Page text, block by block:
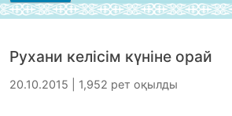
Рухани келiсiм күнiне орай
20.10.2015 | 1,952 рет оқылды